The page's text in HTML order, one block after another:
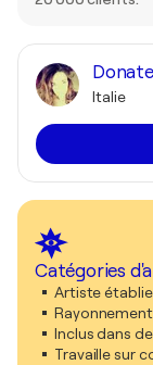
Italie
Catégories
Artiste établie
Inclus dans
Travaille sur